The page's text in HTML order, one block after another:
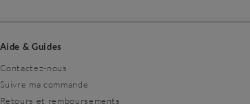
Aide & Guides
Contactez-nous
Suivre ma commande
Retours et remboursements